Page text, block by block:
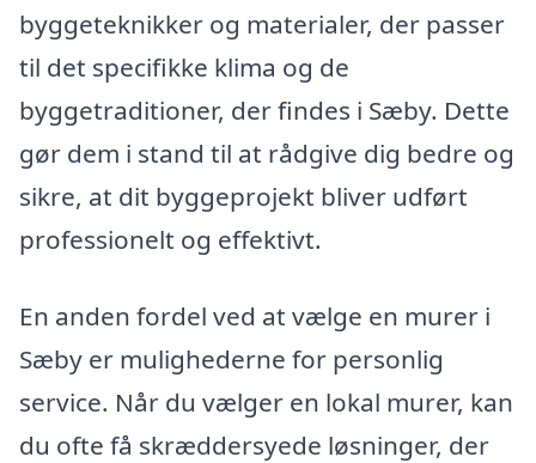
byggeteknikker og materialer, der passer
til det specifikke klima og de
byggetraditioner, der findes i Sæby. Dette
gør dem i stand til at rådgive dig bedre og
sikre, at dit byggeprojekt bliver udført
professionelt og effektivt.
En anden fordel ved at vælge en murer i
Sæby er mulighederne for personlig
service. Når du vælger en lokal murer, kan
du ofte få skræddersyede løsninger, der